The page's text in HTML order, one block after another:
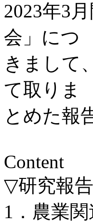
2023年3
会」につ
きまして
て取りま
とめた報
Content
▽研究報告
1．農業